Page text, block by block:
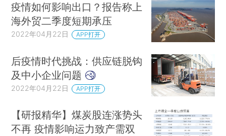
疫情如何影响出口？报告称上
海外贸二季度短期承压
2022年04月22日 APP打开
后疫情时代挑战：供应链脱钩
及中小企业问题
2022年04月22日 APP打开
【研报精华】煤炭股连涨势头
不再 疫情影响运力致产需双